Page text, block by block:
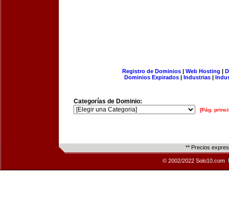
Registro de Dominios| Web Hosting |
Dominios Expirados | Industrias |
Categorías de Dominio:
[Pág.
** Precios
© 2002/2022 Solo10.com